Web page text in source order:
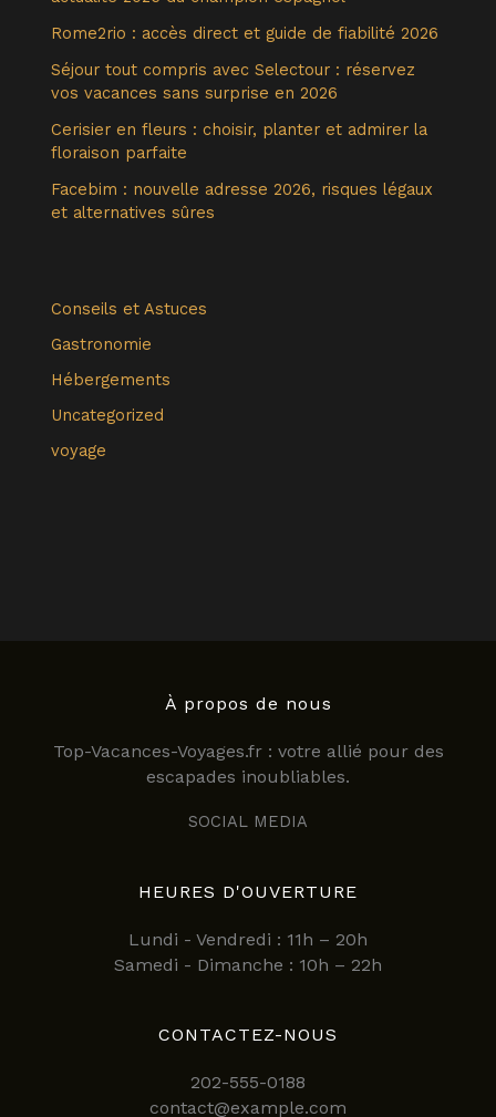
Rome2rio : accès direct et guide de fiabilité 2026
Séjour tout compris avec Selectour : réservez
vos vacances sans surprise en 2026
Cerisier en fleurs : choisir, planter et admirer la
floraison parfaite
Facebim : nouvelle adresse 2026, risques légaux
et alternatives sûres
Conseils et Astuces
Gastronomie
Hébergements
Uncategorized
voyage
À propos de nous
Top-Vacances-Voyages.fr : votre allié pour des
escapades inoubliables.
SOCIAL MEDIA
HEURES D'OUVERTURE
Lundi - Vendredi : 11h – 20h
Samedi - Dimanche : 10h – 22h
CONTACTEZ-NOUS
202-555-0188
contact@example.com